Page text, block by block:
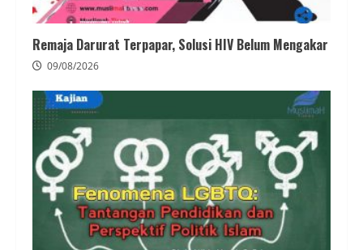
Remaja Darurat Terpapar, Solusi HIV Belum Mengakar
09/08/2026